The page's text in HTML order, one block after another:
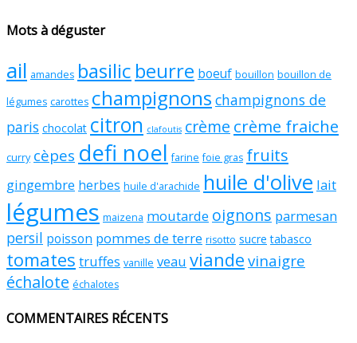
Mots à déguster
ail amandes basilic beurre boeuf bouillon bouillon de
légumes carottes champignons champignons de
paris chocolat citron clafoutis crème crème fraiche
curry cèpes defi noel farine foie gras fruits
gingembre herbes huile d'arachide huile d'olive lait
légumes maizena moutarde oignons parmesan
persil poisson pommes de terre risotto sucre tabasco
tomates truffes vanille veau viande vinaigre
échalote échalotes
COMMENTAIRES RÉCENTS